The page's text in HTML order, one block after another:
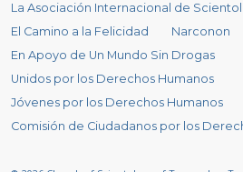
La Asociación Internacional de
El Camino a la Felicidad
Narconon
En Apoyo de Un Mundo Sin Drogas
Unidos por los Derechos Humanos
Jóvenes por los Derechos Humanos
Comisión de Ciudadanos por los